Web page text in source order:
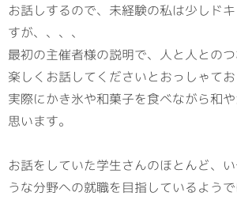
お話しするので、未経験の私は少しド
すが、、、、
最初の主催者様の説明で、人と人とのつ
楽しくお話してくださいとおっしゃてお
実際にかき氷や和菓子を食べながら和
思います。
お話をしていた学生さんのほとんど、
うな分野への就職を目指しているよう